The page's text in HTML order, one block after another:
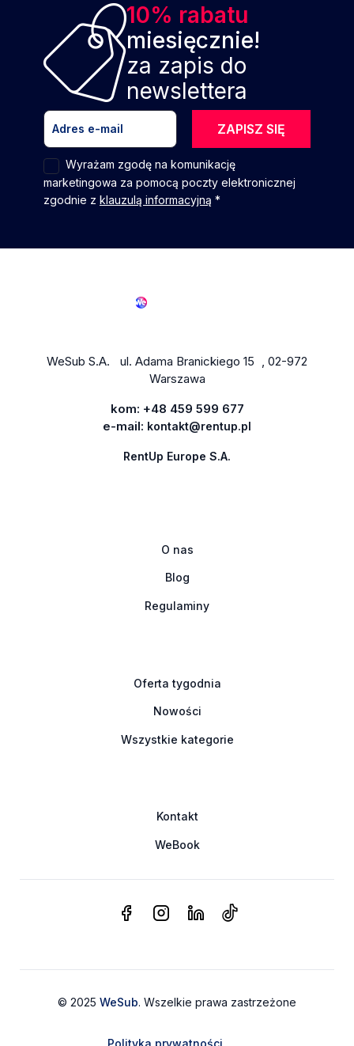
10% rabatu
miesięcznie!
za zapis do
newslettera
ZAPISZ SIĘ
Wyrażam zgodę na komunikację
marketingowa za pomocą poczty elektronicznej
zgodnie z klauzulą informacyjną *
WeSub S.A. ul. Adama Branickiego 15 , 02-972
Warszawa
kom: +48 459 599 677
e-mail: kontakt@rentup.pl
RentUp Europe S.A.
O nas
Blog
Regulaminy
Oferta tygodnia
Nowości
Wszystkie kategorie
Kontakt
WeBook
© 2025 WeSub. Wszelkie prawa zastrzeżone